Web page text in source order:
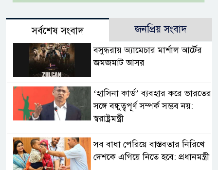
সর্বশেষ সংবাদ জনপ্রিয় সংবাদ
বসুন্ধরায় অ্যামেচার মার্শাল আর্টের
জমজমাট আসর
‘হাসিনা কার্ড’ ব্যবহার করে ভারতের
সঙ্গে বন্ধুত্বপূর্ণ সম্পর্ক সম্ভব নয়:
স্বরাষ্ট্রমন্ত্রী
সব বাধা পেরিয়ে বাস্তবতার নিরিখে
দেশকে এগিয়ে নিতে হবে: প্রধানমন্ত্রী